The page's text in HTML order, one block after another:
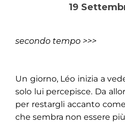
19
secondo tempo >>>
Un giorno, Léo inizia a
solo lui percepisce. Da
per restargli accanto
che sembra non essere